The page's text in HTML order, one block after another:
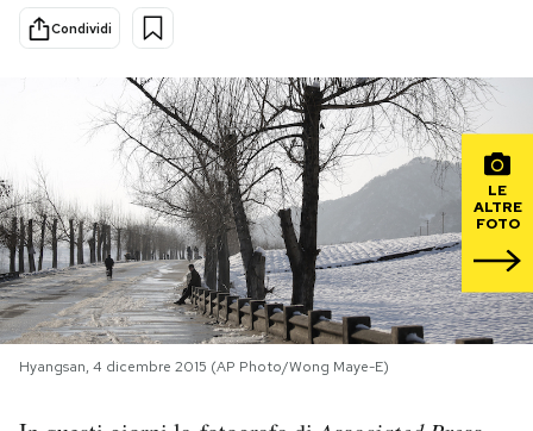
Economia
PODCAST
NEWSLETTER
I MIEI PREFERITI
Condividi
LE
ALTRE
FOTO
Hyangsan, 4 dicembre 2015 (AP Photo/Wong Maye-E)